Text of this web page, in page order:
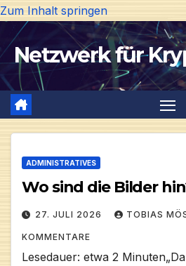
Zum Inhalt springen
Netzwerk für
ADMINISTRATIVES
Wo sind die Bilder
27. JULI 2026 TOBIAS
KOMMENTARE
Lesedauer: etwa 2